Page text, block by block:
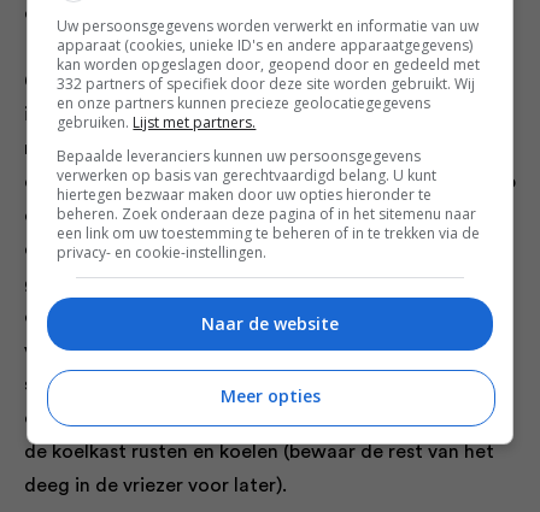
dagen) in de koelkast.
6. Vet een geribbelde taartvorm (Ø 23 of 25 cm) licht
in met boter. Laat het deeg als je het gaat uitrollen 30
minuten op kamertemperatuur rusten (als het langer
dan een uur in de koelkast heeft gelegen) en leg het op
een met bloem bestoven werkvlak. Klop met een
deegroller over het hele oppervlak om de lap iets
groter te maken voor je hem uitrolt tot een lap van 33
cm breed en 4 mm dik. Leg het deeg losjes over de
vorm en druk hem er voorzichtig in — repareer
scheurtjes met een stukje deeg. Snijd het
overhangende deeg af en laat het nog 30 minuten in
de koelkast rusten en koelen (bewaar de rest van het
deeg in de vriezer voor later).
Uw persoonsgegevens worden verwerkt en informatie van uw
apparaat (cookies, unieke ID's en andere apparaatgegevens)
kan worden opgeslagen door, geopend door en gedeeld met
332 partners of specifiek door deze site worden gebruikt. Wij
en onze partners kunnen precieze geolocatiegegevens
gebruiken. Lijst met partners.
Bepaalde leveranciers kunnen uw persoonsgegevens
verwerken op basis van gerechtvaardigd belang. U kunt
hiertegen bezwaar maken door uw opties hieronder te
beheren. Zoek onderaan deze pagina of in het sitemenu naar
een link om uw toestemming te beheren of in te trekken via de
privacy- en cookie-instellingen.
Naar de website
Meer opties